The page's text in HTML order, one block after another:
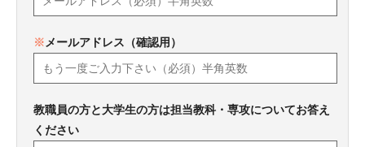
※ メールアドレス（確認用）
教職員の方と大学生の方は担当教科・専攻についてお答え
ください